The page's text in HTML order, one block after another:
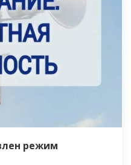
режим